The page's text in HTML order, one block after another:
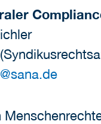
@sana.de